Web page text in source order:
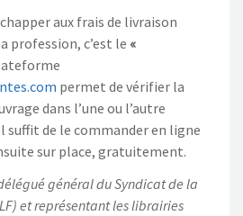
aux frais de livraison
profession, c’est le «
permet de vérifier la
dans l’une ou l’autre
suffit de le commander en ligne
sur place, gratuitement.
général du Syndicat de la
et représentant les librairies